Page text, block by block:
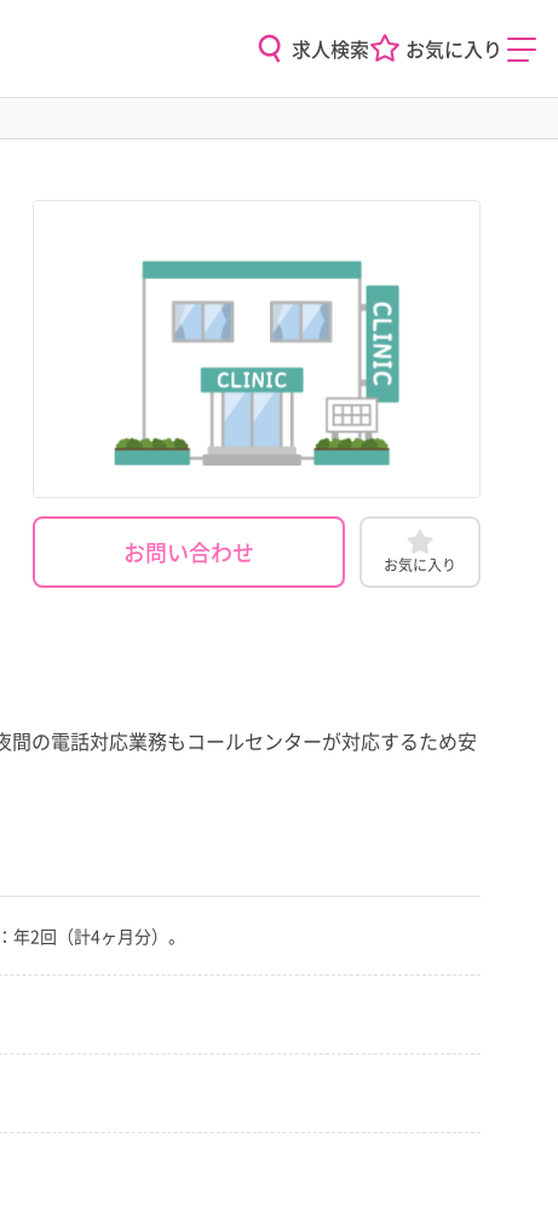
求人検索 お気に入り
お問い合わせ お気に入り
の電話対応業務もコールセンターが対応するため安
2回（計4ヶ月分）。